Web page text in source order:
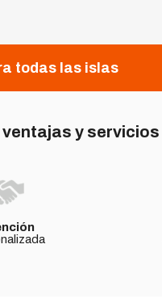
todas las islas
ventajas y servicios